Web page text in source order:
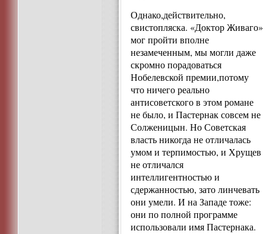
Однако,действительно,
свистопляска. «Доктор Живаго»
мог пройти вполне
незамеченным, мы могли даже
скромно порадоваться
Нобелевской премии,потому
что ничего реально
антисоветского в этом романе
не было, и Пастернак совсем не
Солженицын. Но Советская
власть никогда не отличалась
умом и терпимостью, и Хрущев
не отличался
интеллигентностью и
сдержанностью, зато линчевать
они умели. И на Западе тоже:
они по полной программе
использовали имя Пастернака.